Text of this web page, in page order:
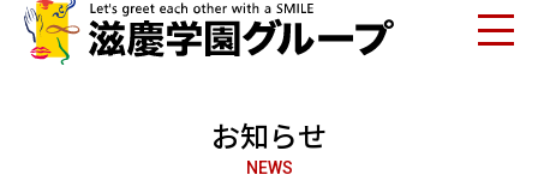
お知らせ
NEWS